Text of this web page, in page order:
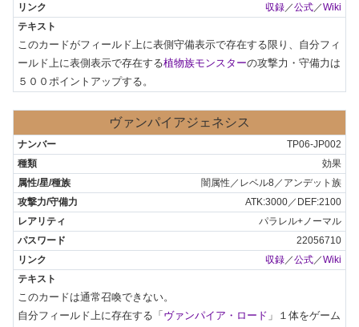
収録 ／公式 ／Wiki
このカードがフィールド上に表側守備表示で存在する限り、自分フィ
ールド上に表側表示で存在する植物族モンスターの攻撃力・守備力は
５００ポイントアップする。
ヴァンパイアジェネシス
TP06-JP002
効果
闇属性／レベル8／アンデット族
ATK:3000／DEF:2100
パラレル+ノーマル
22056710
収録／公式／Wiki
このカードは通常召喚できない。
自分フィールド上に存在する「 ヴァンパイア・ロード 」１体をゲーム